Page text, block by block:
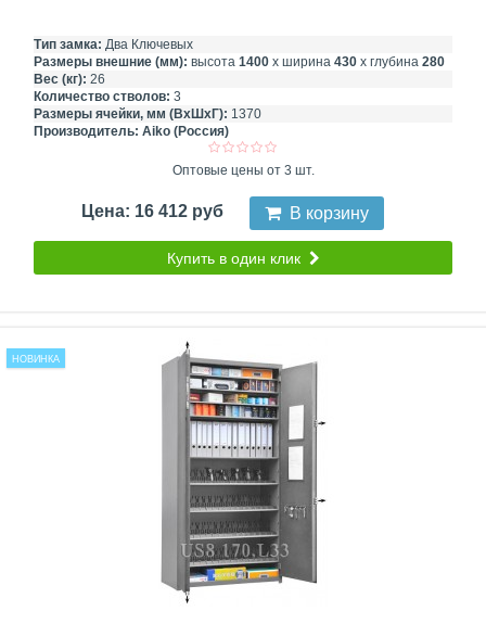
Тип замка: Два Ключевых
Размеры внешние (мм): высота 1400 х ширина 430 х глубина 280
Вес (кг): 26
Количество стволов: 3
Размеры ячейки, мм (ВхШхГ): 1370
Производитель: Aiko (Россия)
Оптовые цены от 3 шт.
Цена: 16 412 руб В корзину
Купить в один клик
НОВИНКА